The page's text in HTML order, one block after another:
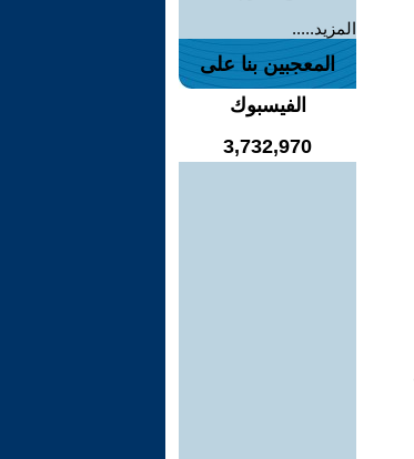
المزيد.....
المعجبين بنا على
الفيسبوك
3,732,970